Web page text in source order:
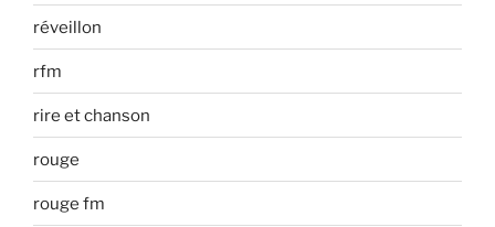
réveillon
rfm
rire et chanson
rouge
rouge fm